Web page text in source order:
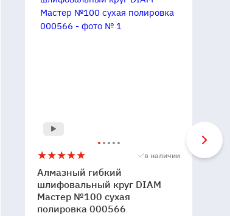
Алмазный
гибкий
шлифовальный
круг
DIAM
5 в наличии
Алмазный гибкий
шлифовальный круг DIAM
Мастер №100 сухая
полировка 000566